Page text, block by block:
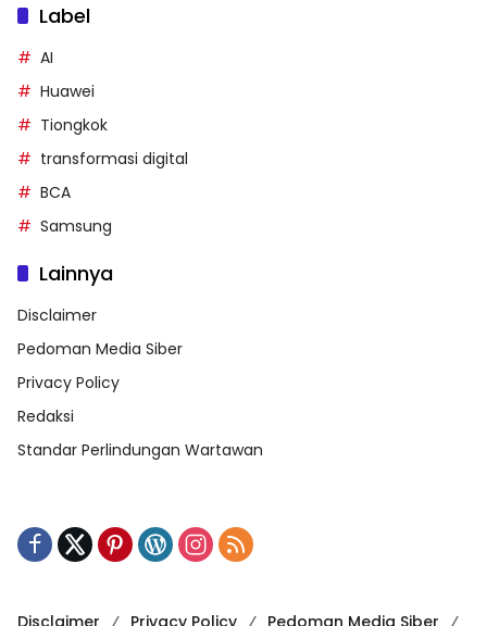
Label
AI
Huawei
Tiongkok
transformasi digital
BCA
Samsung
Lainnya
Disclaimer
Pedoman Media Siber
Privacy Policy
Redaksi
Standar Perlindungan Wartawan
Disclaimer Privacy Policy Pedoman Media Siber